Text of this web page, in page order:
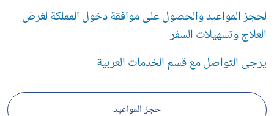
لحجز المواعيد والحصول على موافقة دخول المملكة لغرض
العلاج وتسهيلات السفر
يرجى التواصل مع قسم الخدمات العربية
حجز المواعيد